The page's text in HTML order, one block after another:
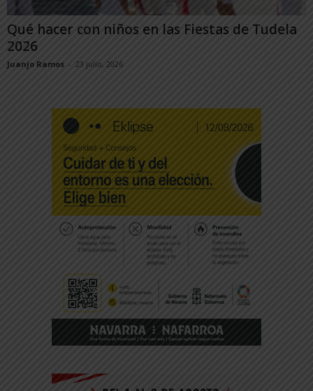
Qué hacer con niños en las Fiestas de Tudela
2026
Juanjo Ramos - 23 julio, 2026